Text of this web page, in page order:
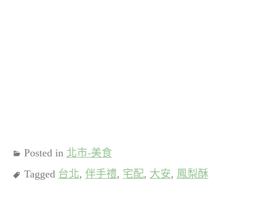
Posted in 北市-美食
Tagged 台北, 伴手禮, 宅配, 大安, 鳳梨酥